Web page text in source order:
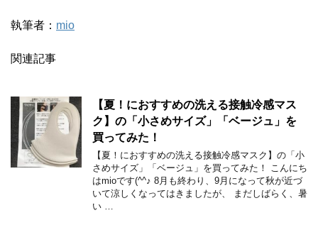
執筆者： mio
関連記事
【夏！におすすめの洗える接触冷感マス
ク】の「小さめサイズ」「ベージュ」を
買ってみた！
【夏！におすすめの洗える接触冷感マスク】の「小
さめサイズ」「ベージュ」を買ってみた！ こんにち
はmioです(^^♪ 8月も終わり、9月になって秋が近づ
いて涼しくなってはきましたが、 まだしばらく、暑
い …